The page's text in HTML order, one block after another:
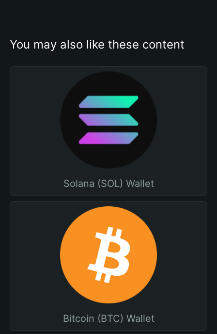
You may also like these content
Solana (SOL) Wallet
Bitcoin (BTC) Wallet